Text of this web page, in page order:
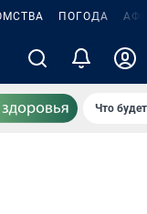
ПОГОДА
Что